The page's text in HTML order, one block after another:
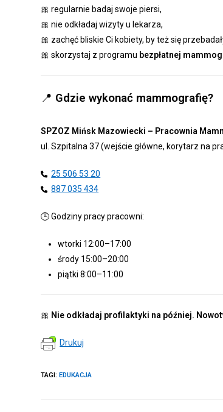
🎀 regularnie badaj swoje piersi,
🎀 nie odkładaj wizyty u lekarza,
🎀 zachęć bliskie Ci kobiety, by też się
🎀 skorzystaj z programu bezpłatnej
📍 Gdzie wykonać mammografię?
SPZOZ Mińsk Mazowiecki – Pracownia
ul. Szpitalna 37 (wejście główne, korytarz na
25 506 53 20
887 035 434
🕒 Godziny pracy pracowni:
wtorki 12:00–17:00
środy 15:00–20:00
piątki 8:00–11:00
🎀 Nie odkładaj profilaktyki na później.
Drukuj
TAGI:EDUKACJA